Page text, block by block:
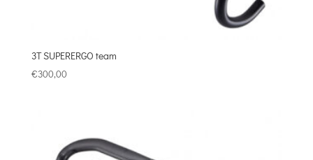
3T SUPERERGO team
€300,00